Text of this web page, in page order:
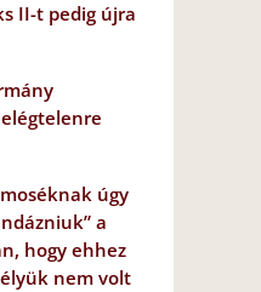
II-t pedig újra
úgy
a
hogy ehhez
nem volt